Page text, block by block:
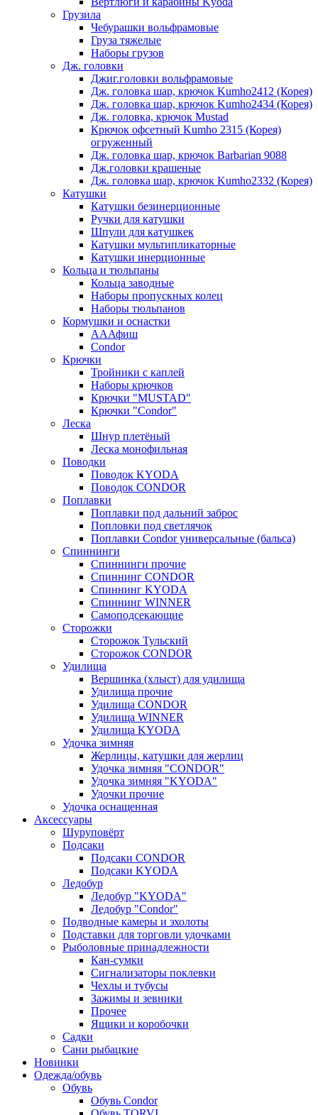
Грузила
Чебурашки вольфрамовые
Груза тяжелые
Наборы грузов
Дж. головки
Джиг.головки вольфрамовые
Дж. головка шар, крючок Kumho2412 (Корея)
Дж. головка шар, крючок Kumho2434 (Корея)
Дж. головка, крючок Mustad
Крючок офсетный Kumho 2315 (Корея)
огруженный
Дж. головка шар, крючок Barbarian 9088
Дж.головки крашеные
Дж. головка шар, крючок Kumho2332 (Корея)
Катушки
Катушки безинерционные
Ручки для катушки
Шпули для катушкек
Катушки мультипликаторные
Катушки инерционные
Кольца и тюльпаны
Кольца заводные
Наборы пропускных колец
Наборы тюльпанов
Кормушки и оснастки
АААфиш
Condor
Крючки
Тройники с каплей
Наборы крючков
Крючки "MUSTAD"
Крючки "Condor"
Леска
Шнур плетёный
Леска монофильная
Поводки
Поводок KYODA
Поводок CONDOR
Поплавки
Поплавки под дальний заброс
Попловки под светлячок
Поплавки Condor универсальные (бальса)
Спиннинги
Спиннинги прочие
Спиннинг CONDOR
Спиннинг KYODA
Спиннинг WINNER
Самоподсекающие
Сторожки
Сторожок Тульский
Сторожок CONDOR
Удилища
Вершинка (хлыст) для удилища
Удилищa прочие
Удилища CONDOR
Удилища WINNER
Удилища KYODA
Удочка зимняя
Жерлицы, катушки для жерлиц
Удочка зимняя "CONDOR"
Удочка зимняя "KYODA"
Удочки прочие
Удочка оснащенная
Аксессуары
Шуруповёрт
Подсаки
Подсаки CONDOR
Подсаки KYODA
Ледобур
Ледобур "KYODA"
Ледобур "Condor"
Подводные камеры и эхолоты
Подставки для торговли удочками
Рыболовные принадлежности
Кан-сумки
Сигнализаторы поклевки
Чехлы и тубусы
Зажимы и зевники
Прочее
Ящики и коробочки
Садки
Сани рыбацкие
Новинки
Одежда/обувь
Обувь
Обувь Condor